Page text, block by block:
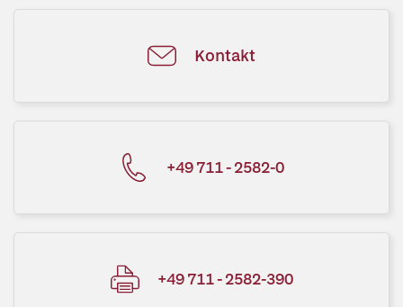
Kontakt
+49 711 - 2582-0
+49 711 - 2582-390